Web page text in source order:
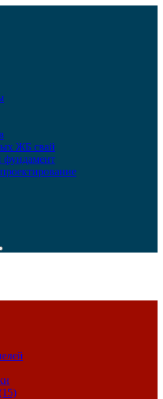
ЖБ свай
фундамент